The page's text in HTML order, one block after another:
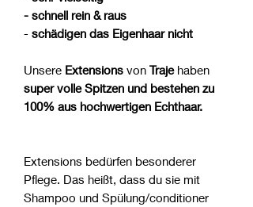
- schnell rein & raus
- schädigen das Eigenhaar nicht
Unsere Extensions von Trajehaben
super volle Spitzen und bestehen zu
100% aus hochwertigen Echthaar.
Extensions bedürfen besonderer
Pflege. Das heißt, dass du sie mit
Shampoo und Spülung/conditioner